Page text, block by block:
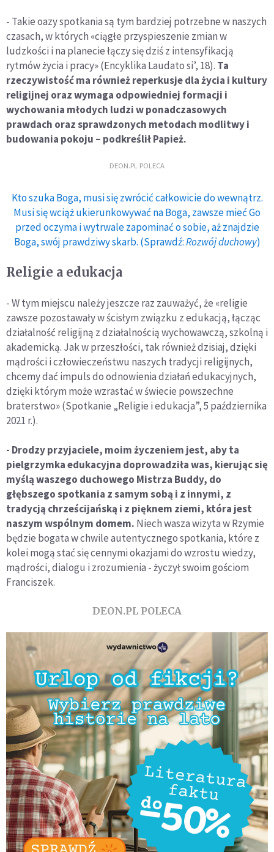
- Takie oazy spotkania są tym bardziej potrzebne w naszych
czasach, w których «ciągłe przyspieszenie zmian w
ludzkości i na planecie łączy się dziś z intensyfikacją
rytmów życia i pracy» (Encyklika Laudato si’, 18). Ta
rzeczywistość ma również reperkusje dla życia i kultury
religijnej oraz wymaga odpowiedniej formacji i
wychowania młodych ludzi w ponadczasowych
prawdach oraz sprawdzonych metodach modlitwy i
budowania pokoju – podkreślił Papież.
DEON.PL POLECA
Kto szuka Boga, musi się zwrócić całkowicie do wewnątrz.
Musi się wciąż ukierunkowywać na Boga, zawsze mieć Go
przed oczyma i wytrwale zapominać o sobie, aż znajdzie
Boga, swój prawdziwy skarb. (Sprawdź:Rozwój duchowy)
Religie a edukacja
- W tym miejscu należy jeszcze raz zauważyć, że «religie
zawsze pozostawały w ścisłym związku z edukacją, łącząc
działalność religijną z działalnością wychowawczą, szkolną i
akademicką. Jak w przeszłości, tak również dzisiaj, dzięki
mądrości i człowieczeństwu naszych tradycji religijnych,
chcemy dać impuls do odnowienia działań edukacyjnych,
dzięki którym może wzrastać w świecie powszechne
braterstwo» (Spotkanie „Religie i edukacja”, 5 października
2021 r.).
- Drodzy przyjaciele, moim życzeniem jest, aby ta
pielgrzymka edukacyjna doprowadziła was, kierując się
myślą waszego duchowego Mistrza Buddy, do
głębszego spotkania z samym sobą i z innymi, z
tradycją chrześcijańską i z pięknem ziemi, która jest
naszym wspólnym domem. Niech wasza wizyta w Rzymie
będzie bogata w chwile autentycznego spotkania, które z
kolei mogą stać się cennymi okazjami do wzrostu wiedzy,
mądrości, dialogu i zrozumienia - życzył swoim gościom
Franciszek.
DEON.PL POLECA